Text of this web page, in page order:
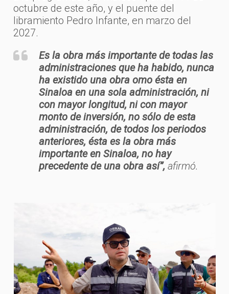
octubre de este año, y el puente del
libramiento Pedro Infante, en marzo del
2027.
Es la obra más importante de todas las
administraciones que ha habido, nunca
ha existido una obra omo ésta en
Sinaloa en una sola administración, ni
con mayor longitud, ni con mayor
monto de inversión, no sólo de esta
administración, de todos los periodos
anteriores, ésta es la obra más
importante en Sinaloa, no hay
precedente de una obra así”,afirmó.